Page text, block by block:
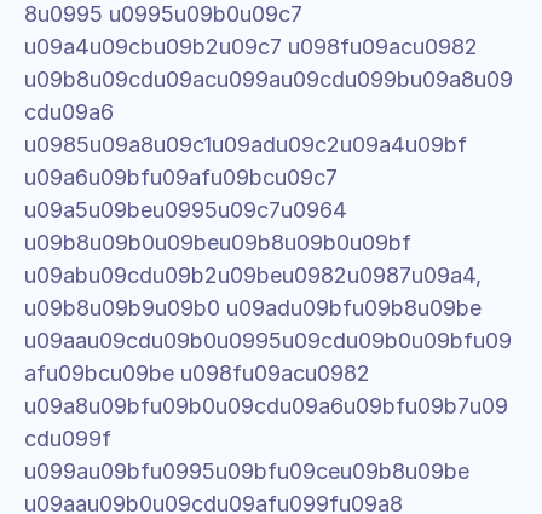
8u0995 u0995u09b0u09c7
u09a4u09cbu09b2u09c7 u098fu09acu0982
u09b8u09cdu09acu099au09cdu099bu09a8u09
cdu09a6
u0985u09a8u09c1u09adu09c2u09a4u09bf
u09a6u09bfu09afu09bcu09c7
u09a5u09beu0995u09c7u0964
u09b8u09b0u09beu09b8u09b0u09bf
u09abu09cdu09b2u09beu0982u0987u09a4,
u09b8u09b9u09b0 u09adu09bfu09b8u09be
u09aau09cdu09b0u0995u09cdu09b0u09bfu09
afu09bcu09be u098fu09acu0982
u09a8u09bfu09b0u09cdu09a6u09bfu09b7u09
cdu099f
u099au09bfu0995u09bfu09ceu09b8u09be
u09aau09b0u09cdu09afu099fu09a8